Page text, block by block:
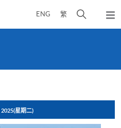
ENG 繁
开
弹
出
2025(星期二)